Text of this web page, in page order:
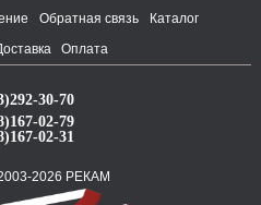
Обратная связь
Каталог
Оплата
30-70
02-79
02-31
2026 РЕКАМ